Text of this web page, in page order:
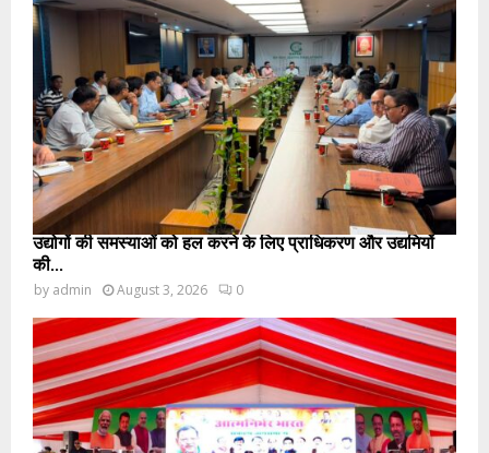
उद्योगों की समस्याओं को हल करने के लिए प्राधिकरण और उद्यमियों
की...
by admin August 3, 2026 0